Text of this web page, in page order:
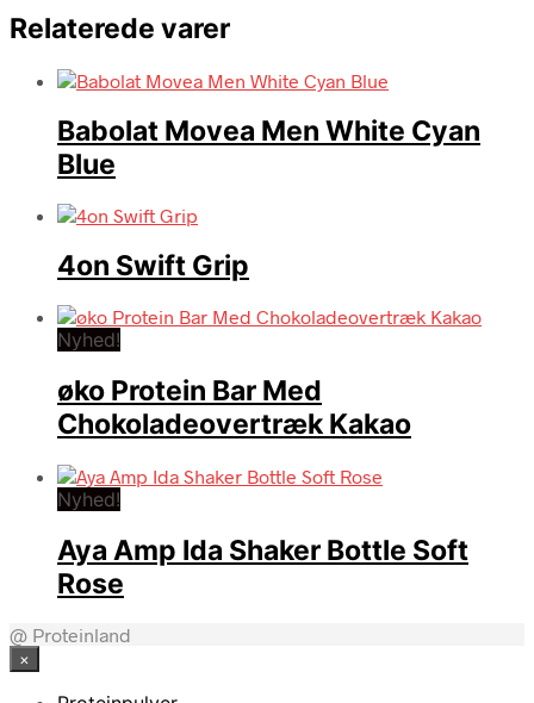
Relaterede varer
Babolat Movea Men White Cyan
Blue
4on Swift Grip
Nyhed!
øko Protein Bar Med
Chokoladeovertræk Kakao
Nyhed!
Aya Amp Ida Shaker Bottle Soft
Rose
@ Proteinland
×